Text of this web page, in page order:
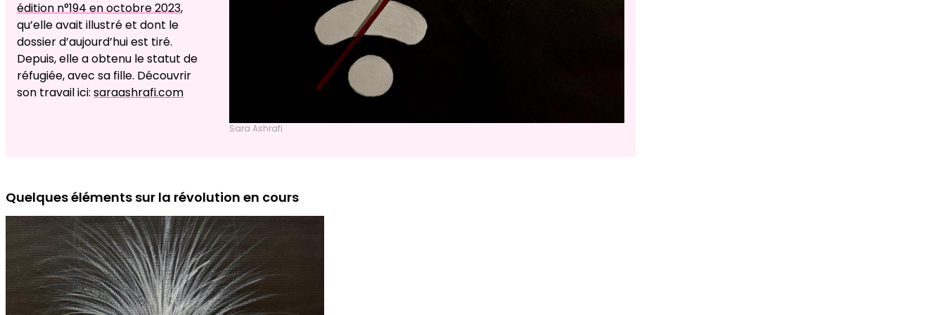
Sara Ashrafi
édition n°194 en octobre 2023,
qu’elle avait illustré et dont le
dossier d’aujourd’hui est tiré.
Depuis, elle a obtenu le statut de
réfugiée, avec sa fille. Découvrir
son travail ici: saraashrafi.com
Quelques éléments sur la révolution en cours